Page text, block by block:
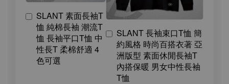
SLANT 素面長袖T
恤 純棉長袖 潮流T
恤 長袖平口T恤 中
性長T 柔棉舒適 4
色可選
SLANT 長袖束口T恤 簡
約風格 時尚百搭衣著 亞
洲版型 素面休閒長袖T
內搭保暖 男女中性長袖
T恤